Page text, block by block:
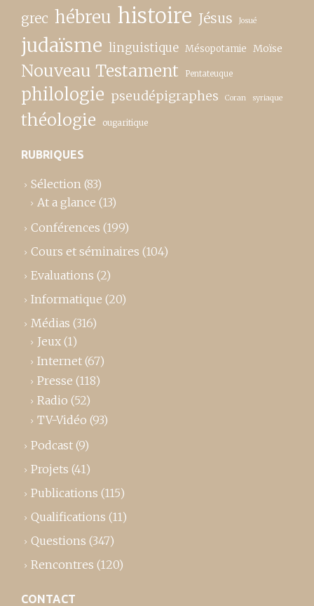
grec hébreu histoire Jésus Josué
judaïsme linguistique Mésopotamie Moïse
Nouveau Testament Pentateuque
philologie pseudépigraphes Coran syriaque
théologie ougaritique
RUBRIQUES
Sélection (83)
At a glance (13)
Conférences (199)
Cours et séminaires (104)
Evaluations (2)
Informatique (20)
Médias (316)
Jeux (1)
Internet (67)
Presse (118)
Radio (52)
TV-Vidéo (93)
Podcast (9)
Projets (41)
Publications (115)
Qualifications (11)
Questions (347)
Rencontres (120)
CONTACT